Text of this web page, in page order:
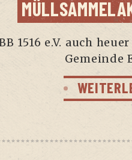
1516 e.V. auch
Gemein­de